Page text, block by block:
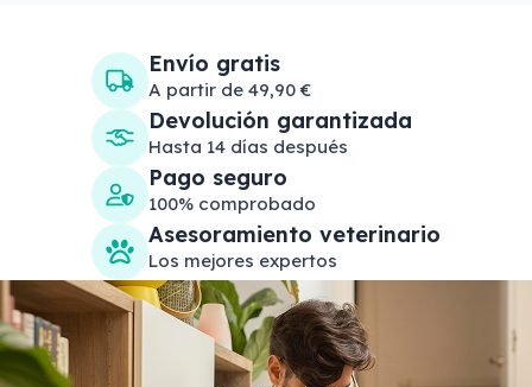
Envío gratis
A partir de 49,90 €
Devolución garantizada
Hasta 14 días después
Pago seguro
100% comprobado
Asesoramiento veterinario
Los mejores expertos